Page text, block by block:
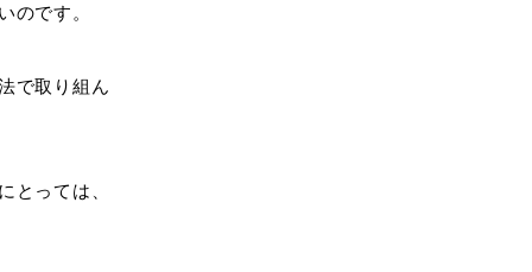
のです。
で取り組ん
とっては、